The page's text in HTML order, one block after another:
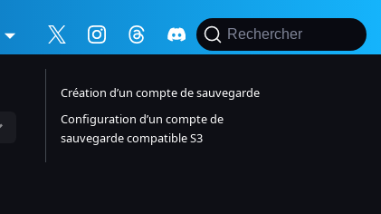
Rechercher
Création d’un compte de sauvegarde
Configuration d’un compte de
sauvegarde compatible S3